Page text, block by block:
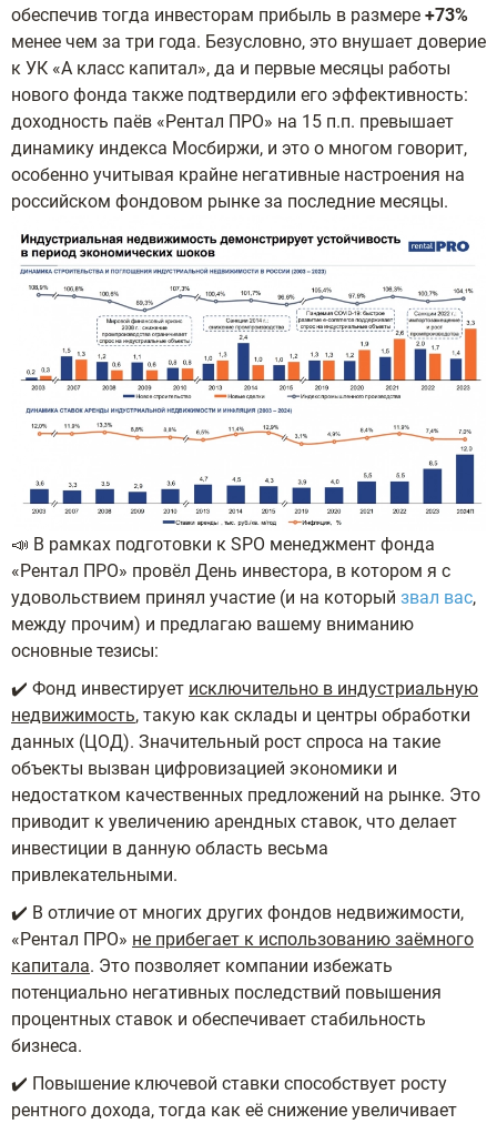
обеспечив тогда инвесторам прибыль в размере +73%
менее чем за три года. Безусловно, это внушает доверие
к УК «А класс капитал», да и первые месяцы работы
нового фонда также подтвердили его эффективность:
доходность паёв «Рентал ПРО» на 15 п.п. превышает
динамику индекса Мосбиржи, и это о многом говорит,
особенно учитывая крайне негативные настроения на
российском фондовом рынке за последние месяцы.
📣 В рамках подготовки к SPO менеджмент фонда
«Рентал ПРО» провёл День инвестора, в котором я с
удовольствием принял участие (и на который звал вас,
между прочим) и предлагаю вашему вниманию
основные тезисы:
✔️ Фонд инвестирует исключительно в индустриальную
недвижимость, такую как склады и центры обработки
данных (ЦОД). Значительный рост спроса на такие
объекты вызван цифровизацией экономики и
недостатком качественных предложений на рынке. Это
приводит к увеличению арендных ставок, что делает
инвестиции в данную область весьма
привлекательными.
✔️ В отличие от многих других фондов недвижимости,
«Рентал ПРО» не прибегает к использованию заёмного
капитала. Это позволяет компании избежать
потенциально негативных последствий повышения
процентных ставок и обеспечивает стабильность
бизнеса.
✔️ Повышение ключевой ставки способствует росту
рентного дохода, тогда как её снижение увеличивает